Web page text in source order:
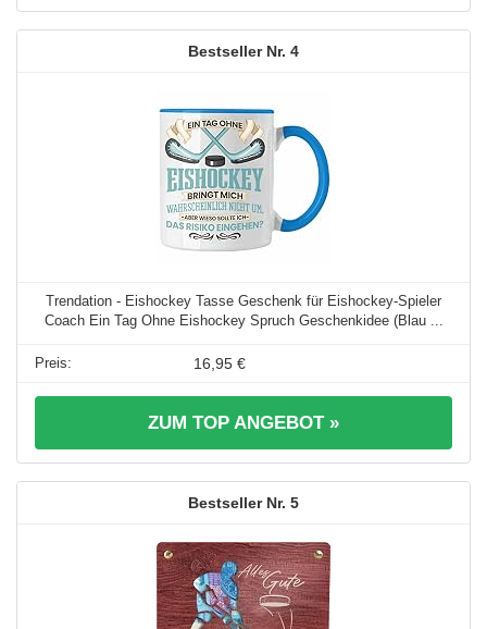
4
Trendation - Eishockey Tasse Geschenk für Eishockey-Spieler
Coach Ein Tag Ohne Eishockey Spruch Geschenkidee (Blau ...
16,95 €
ZUM TOP ANGEBOT »
5